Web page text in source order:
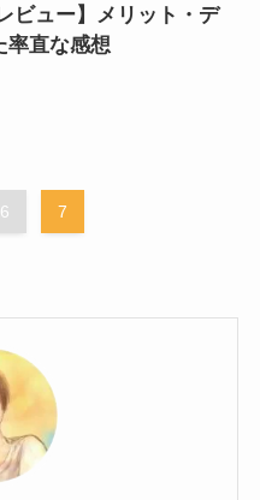
ビュー】メリット・デ
率直な感想
6 7